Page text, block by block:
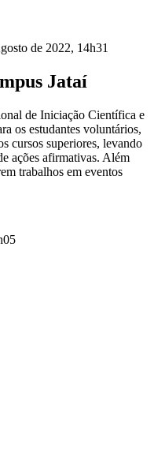
de 2022, 14h31
Jataí
de Iniciação Científica e
os estudantes voluntários,
cursos superiores, levando
ações afirmativas. Além
trabalhos em eventos